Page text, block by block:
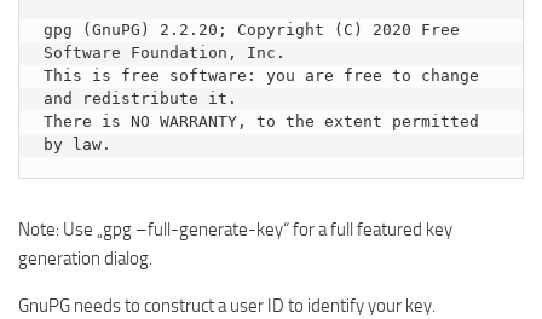
gpg (GnuPG) 2.2.20; Copyright (C) 2020 Free
Software Foundation, Inc.
This is free software: you are free to change
and redistribute it.
There is NO WARRANTY, to the extent permitted
by law.
Note: Use „gpg –full-generate-key“ for a full featured key
generation dialog.
GnuPG needs to construct a user ID to identify your key.